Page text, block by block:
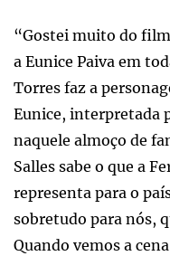
“Gostei muito do
a Eunice Paiva em
Torres faz a
Eunice, interpretada
naquele almoço de
Salles sabe o que a
representa para o
sobretudo para nós,
Quando vemos a